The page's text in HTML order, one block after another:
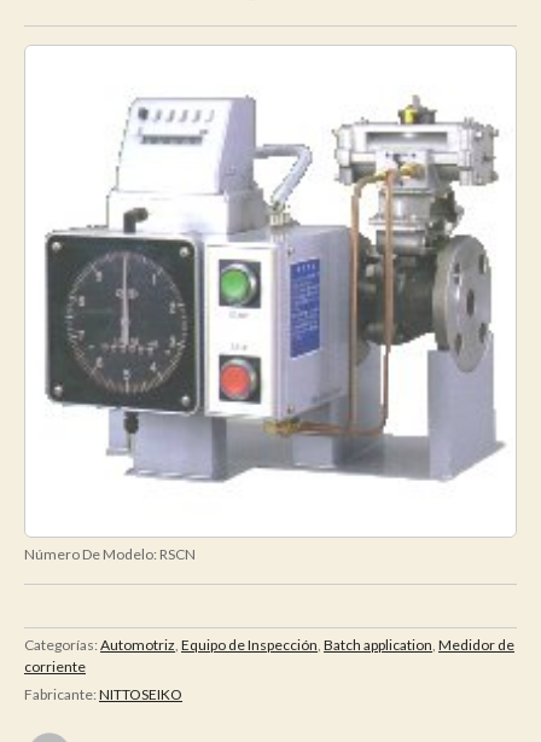
Número De Modelo: RSCN
Categorías: Automotriz, Equipo de Inspección, Batch application, Medidor de
corriente
Fabricante: NITTOSEIKO